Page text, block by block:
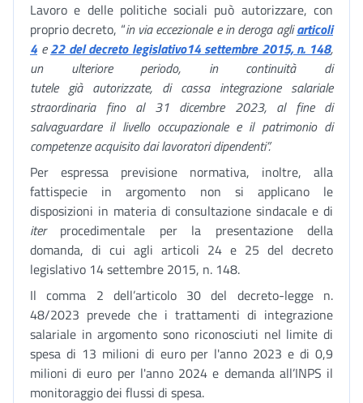
Lavoro e delle politiche sociali può autorizzare, con
proprio decreto, “in via eccezionale e in deroga agliarticoli
4 e22 del decreto legislativo14 settembre 2015, n. 148,
un ulteriore periodo, in continuità di
tutele già autorizzate, di cassa integrazione salariale
straordinaria fino al 31 dicembre 2023, al fine di
salvaguardare il livello occupazionale e il patrimonio di
competenze acquisito dai lavoratori dipendenti”.
Per espressa previsione normativa, inoltre, alla
fattispecie in argomento non si applicano le
disposizioni in materia di consultazione sindacale e di
iterprocedimentale per la presentazione della
domanda, di cui agli articoli 24 e 25 del decreto
legislativo 14 settembre 2015, n. 148.
Il comma 2 dell’articolo 30 del decreto-legge n.
48/2023 prevede che i trattamenti di integrazione
salariale in argomento sono riconosciuti nel limite di
spesa di 13 milioni di euro per l'anno 2023 e di 0,9
milioni di euro per l'anno 2024 e demanda all’INPS il
monitoraggio dei flussi di spesa.